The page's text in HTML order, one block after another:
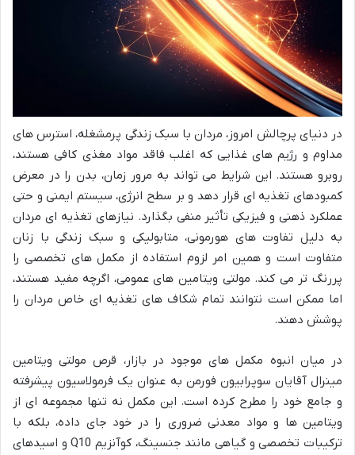
در دنیای پرچالش امروز، مردان با سبک زندگی پرمشغله، استرس های
مداوم و رژیم های غذایی که اغلب فاقد مواد مغذی کافی هستند،
روبرو هستند. این شرایط می تواند به مرور زمان، بدن را در معرض
کمبودهای تغذیه ای قرار دهد و بر سطح انرژی، سیستم ایمنی و حتی
عملکرد ذهنی و فیزیکی تأثیر منفی بگذارد. نیازهای تغذیه ای مردان
به دلیل تفاوت های هورمونی، متابولیکی و سبک زندگی با زنان
متفاوت است و همین امر لزوم استفاده از مکمل های تخصصی را
پررنگ تر می کند. مولتی ویتامین های عمومی، اگرچه مفید هستند،
اما ممکن است نتوانند تمام شکاف های تغذیه ای خاص مردان را
پوشش دهند.
در میان انبوه مکمل های موجود در بازار، قرص مولتی ویتامین
مینرال آقایان سوپرابیون فورمن به عنوان یک فرمولاسیون پیشرفته
و جامع خود را مطرح کرده است. این مکمل نه تنها مجموعه ای از
ویتامین ها و مواد معدنی ضروری را در خود جای داده، بلکه با
ترکیبات تخصصی و گیاهی مانند جنسینگ، کوآنزیم Q10 و اسیدهای